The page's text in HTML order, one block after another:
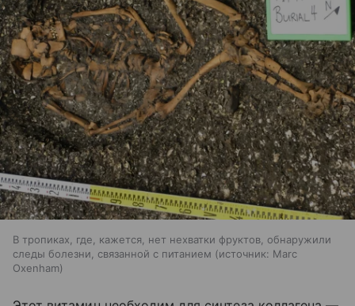
В тропиках, где, кажется, нет нехватки фруктов, обнаружили
следы болезни, связанной с питанием
источник: Marc
Oxenham